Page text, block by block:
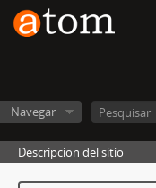
Navegar
Descripcion del sitio